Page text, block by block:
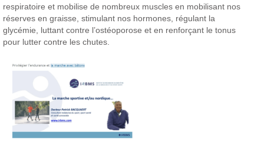
respiratoire et mobilise de nombreux muscles en mobilisant nos
réserves en graisse, stimulant nos hormones, régulant la
glycémie, luttant contre l’ostéoporose et en renforçant le tonus
pour lutter contre les chutes.